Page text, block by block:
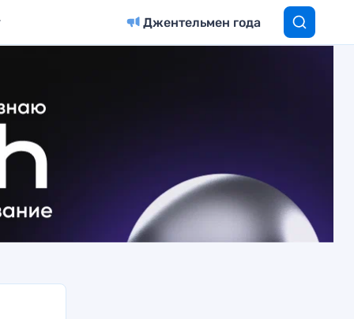
Джентельмен года